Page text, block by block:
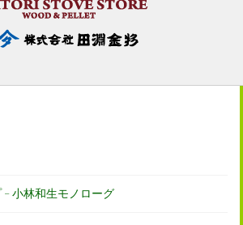
– 小林和生モノローグ